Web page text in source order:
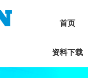
首页
资料下载